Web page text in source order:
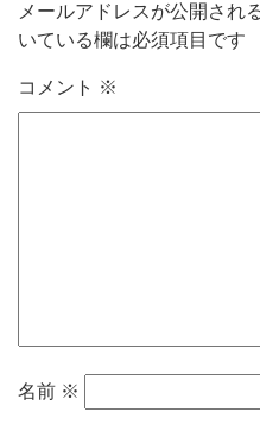
メールアドレスが公開され
いている欄は必須項目です
コメント ※
名前 ※